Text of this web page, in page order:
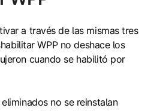
a través de las mismas tres
WPP no deshace los
cuando se habilitó por
no se reinstalan